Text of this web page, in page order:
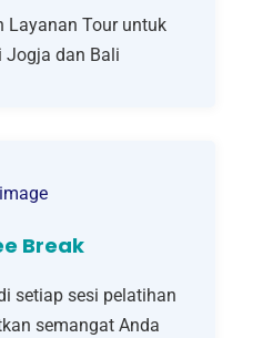
Layanan Tour untuk
Jogja dan Bali
Break
setiap sesi pelatihan
semangat Anda